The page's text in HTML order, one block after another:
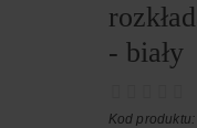
- biały
Kod